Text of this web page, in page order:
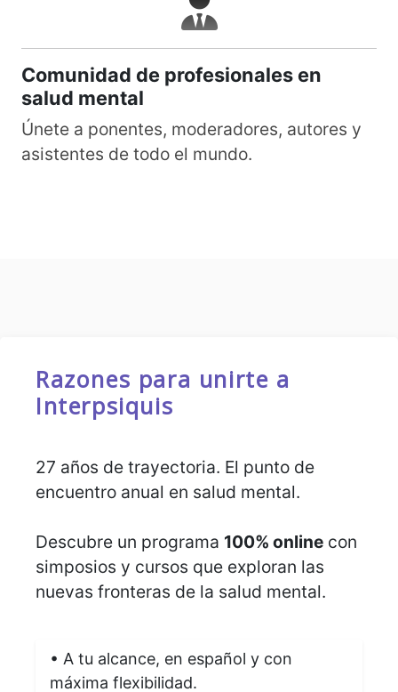
Comunidad de profesionales en
salud mental
Únete a ponentes, moderadores, autores y
asistentes de todo el mundo.
Razones para unirte a
Interpsiquis
27 años de trayectoria. El punto de
encuentro anual en salud mental.
Descubre un programa 100% online con
simposios y cursos que exploran las
nuevas fronteras de la salud mental.
• A tu alcance, en español y con
máxima flexibilidad.